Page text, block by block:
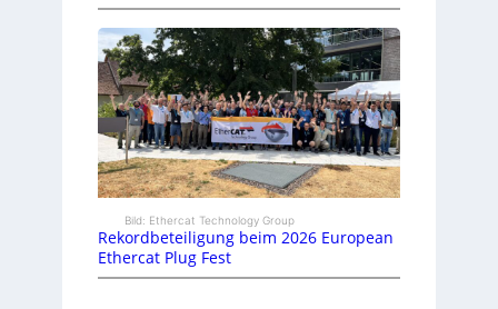
Bild: Ethercat Technology Group
Rekordbeteiligung beim 2026 European
Ethercat Plug Fest